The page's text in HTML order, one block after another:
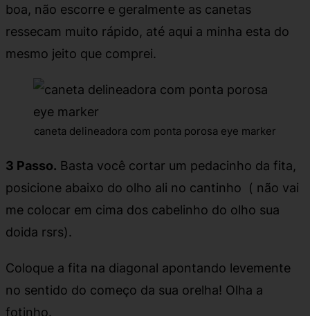
boa, não escorre e geralmente as canetas
ressecam muito rápido, até aqui a minha esta do
mesmo jeito que comprei.
caneta delineadora com ponta porosa eye marker
3 Passo. Basta você cortar um pedacinho da fita,
posicione abaixo do olho ali no cantinho ( não vai
me colocar em cima dos cabelinho do olho sua
doida rsrs).
Coloque a fita na diagonal apontando levemente
no sentido do começo da sua orelha! Olha a
fotinho.